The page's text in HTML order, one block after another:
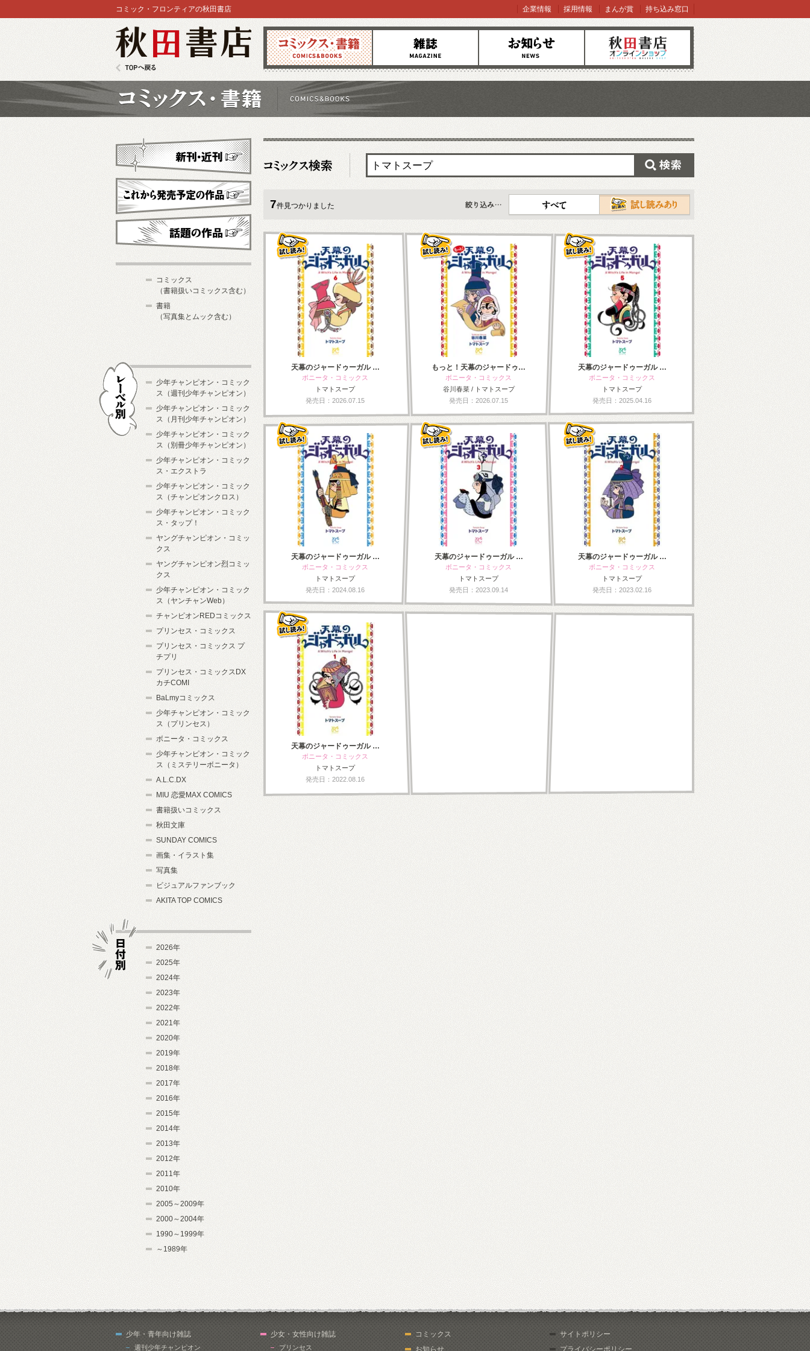
コミックス 雑誌 お知らせ オンラインショップ
コミック・フロンティアの秋田書店 企業情報 採用情報 まんが賞 持ち込み窓口
7件見つかりました
すべて
天幕のジャードゥーガル …
ボニータ・コミックス
トマトスープ
発売日：2026.07.15
もっと！天幕のジャードゥ…
ボニータ・コミックス
谷川春菜 / トマトスープ
発売日：2026.07.15
天幕のジャードゥーガル …
ボニータ・コミックス
トマトスープ
発売日：2025.04.16
天幕のジャードゥーガル …
ボニータ・コミックス
トマトスープ
発売日：2024.08.16
天幕のジャードゥーガル …
ボニータ・コミックス
トマトスープ
発売日：2023.09.14
天幕のジャードゥーガル …
ボニータ・コミックス
トマトスープ
発売日：2023.02.16
天幕のジャードゥーガル …
ボニータ・コミックス
トマトスープ
発売日：2022.08.16
新刊・近刊
これから発売予定
コミックス
（書籍扱いコミックス含む）
書籍
（写真集とムック含む）
少年チャンピオン・コミック
ス（週刊少年チャンピオン）
少年チャンピオン・コミック
ス（月刊少年チャンピオン）
少年チャンピオン・コミック
ス（別冊少年チャンピオン）
少年チャンピオン・コミック
ス・エクストラ
少年チャンピオン・コミック
ス（チャンピオンクロス）
少年チャンピオン・コミック
ス・タップ！
ヤングチャンピオン・コミッ
クス
ヤングチャンピオン烈コミッ
クス
少年チャンピオン・コミック
ス（ヤンチャンWeb）
チャンピオンREDコミックス
プリンセス・コミックス
プリンセス・コミックス プ
チプリ
プリンセス・コミックスDX
カチCOMI
BaLmyコミックス
少年チャンピオン・コミック
ス（プリンセス）
ボニータ・コミックス
少年チャンピオン・コミック
ス（ミステリーボニータ）
A.L.C.DX
MIU 恋愛MAX COMICS
書籍扱いコミックス
秋田文庫
SUNDAY COMICS
画集・イラスト集
写真集
ビジュアルファンブック
AKITA TOP COMICS
2026年
2025年
2024年
2023年
2022年
2021年
2020年
2019年
2018年
2017年
2016年
2015年
2014年
2013年
2012年
2011年
2010年
2005～2009年
2000～2004年
1990～1999年
～1989年
少年・青年向け雑誌
週刊少年チャンピオン
少女・女性向け雑誌
プリンセス
コミックス
お知らせ
サイトポリシー
プライバシーポリシー